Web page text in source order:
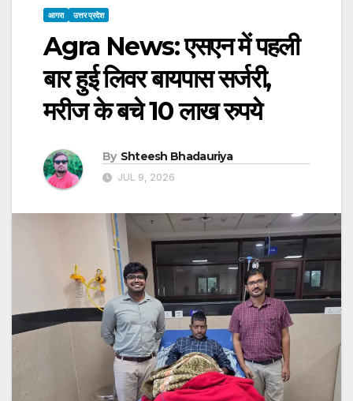
आगरा उत्तर प्रदेश
Agra News: एसएन में पहली
बार हुई लिवर बायपास सर्जरी,
मरीज के बचे 10 लाख रुपये
By Shteesh Bhadauriya
JUL 9, 2026